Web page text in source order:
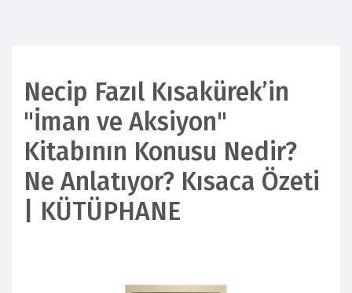
Necip Fazıl Kısakürek’in
"İman ve Aksiyon"
Kitabının Konusu Nedir?
Ne Anlatıyor? Kısaca Özeti
| KÜTÜPHANE